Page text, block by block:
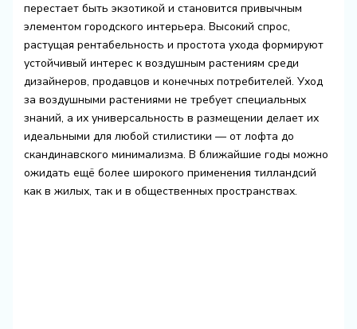
перестает быть экзотикой и становится привычным
элементом городского интерьера. Высокий спрос,
растущая рентабельность и простота ухода формируют
устойчивый интерес к воздушным растениям среди
дизайнеров, продавцов и конечных потребителей. Уход
за воздушными растениями не требует специальных
знаний, а их универсальность в размещении делает их
идеальными для любой стилистики — от лофта до
скандинавского минимализма. В ближайшие годы можно
ожидать ещё более широкого применения тилландсий
как в жилых, так и в общественных пространствах.